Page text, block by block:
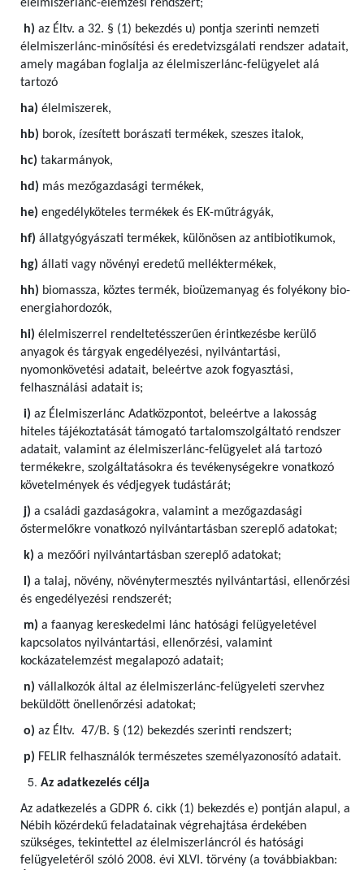
élelmiszerlánc-elemzési rendszert;
h) az Éltv. a 32. § (1) bekezdés u) pontja szerinti nemzeti
élelmiszerlánc-minősítési és eredetvizsgálati rendszer adatait,
amely magában foglalja az élelmiszerlánc-felügyelet alá
tartozó
ha) élelmiszerek,
hb) borok, ízesített borászati termékek, szeszes italok,
hc) takarmányok,
hd) más mezőgazdasági termékek,
he) engedélyköteles termékek és EK-műtrágyák,
hf) állatgyógyászati termékek, különösen az antibiotikumok,
hg) állati vagy növényi eredetű melléktermékek,
hh) biomassza, köztes termék, bioüzemanyag és folyékony bio-
energiahordozók,
hi) élelmiszerrel rendeltetésszerűen érintkezésbe kerülő
anyagok és tárgyak engedélyezési, nyilvántartási,
nyomonkövetési adatait, beleértve azok fogyasztási,
felhasználási adatait is;
i) az Élelmiszerlánc Adatközpontot, beleértve a lakosság
hiteles tájékoztatását támogató tartalomszolgáltató rendszer
adatait, valamint az élelmiszerlánc-felügyelet alá tartozó
termékekre, szolgáltatásokra és tevékenységekre vonatkozó
követelmények és védjegyek tudástárát;
j) a családi gazdaságokra, valamint a mezőgazdasági
őstermelőkre vonatkozó nyilvántartásban szereplő adatokat;
k) a mezőőri nyilvántartásban szereplő adatokat;
l) a talaj, növény, növénytermesztés nyilvántartási, ellenőrzési
és engedélyezési rendszerét;
m) a faanyag kereskedelmi lánc hatósági felügyeletével
kapcsolatos nyilvántartási, ellenőrzési, valamint
kockázatelemzést megalapozó adatait;
n) vállalkozók által az élelmiszerlánc-felügyeleti szervhez
beküldött önellenőrzési adatokat;
o) az Éltv. 47/B. § (12) bekezdés szerinti rendszert;
p) FELIR felhasználók természetes személyazonosító adatait.
Az adatkezelés célja
Az adatkezelés a GDPR 6. cikk (1) bekezdés e) pontján alapul, a
Nébih közérdekű feladatainak végrehajtása érdekében
szükséges, tekintettel az élelmiszerláncról és hatósági
felügyeletéről szóló 2008. évi XLVI. törvény (a továbbiakban: